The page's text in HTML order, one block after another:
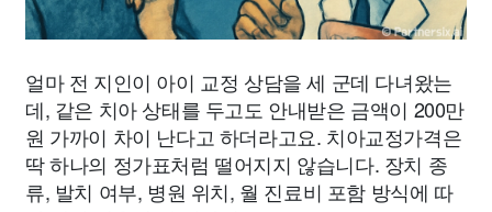
얼마 전 지인이 아이 교정 상담을 세 군데 다녀왔는
데, 같은 치아 상태를 두고도 안내받은 금액이 200만
원 가까이 차이 난다고 하더라고요. 치아교정가격은
딱 하나의 정가표처럼 떨어지지 않습니다. 장치 종
류, 발치 여부, 병원 위치, 월 진료비 포함 방식에 따